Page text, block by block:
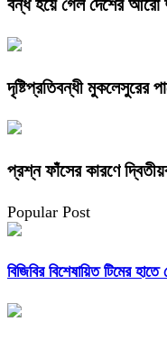
বন্ধ হয়ে গেল দেশের আরো
দৃষ্টিপ্রতিবন্ধী মুকলেসুরের
প্রশ্ন ফাঁসের কারণে
Popular Post
বিজিবির বিশেষায়িত টিমের